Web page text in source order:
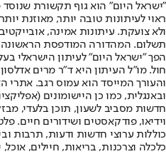
"ישראל היום" הוא גוף תקשורת
ראוי לעיתונות טובה יותר, מאוזנת
ולא צועקת. עיתונות אמינה,
הפך "ישראל היום" לעיתון הישראלי
חול. מו"ל העיתון היא ד"ר מרים
והעורך המייסד הוא עמוס רגב. אתרי
חדשות מסביב לשעון, תוכן בלעדי,
וידיאו, פודקאסטים ושידורים חיים.
כוללות ערוצי חדשות ודעות, תרבות